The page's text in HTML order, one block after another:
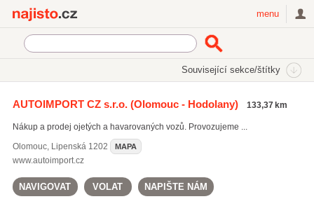
menu
Související sekce/štítky
leasing automobilů(1408)
výkup ojetých aut(1062)
AUTOIMPORT CZ s.r.o.(Olomouc - Hodolany) 133,37 km
Nákup a prodej ojetých a havarovaných vozů. Provozujeme ...
Olomouc, Lipenská 1202 MAPA
www.autoimport.cz
NAVIGOVAT VOLAT NAPIŠTE NÁM